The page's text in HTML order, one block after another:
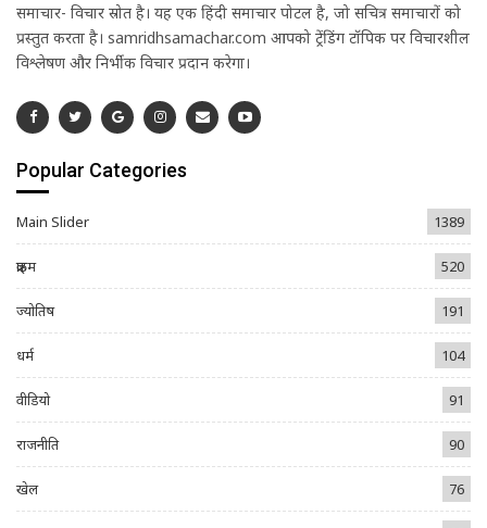
समाचार- विचार स्रोत है। यह एक हिंदी समाचार पोर्टल है, जो सचित्र समाचारों को
प्रस्तुत करता है। samridhsamachar.com आपको ट्रेंडिंग टॉपिक पर विचारशील
विश्लेषण और निर्भीक विचार प्रदान करेगा।
Popular Categories
Main Slider 1389
क्राइम 520
ज्योतिष 191
धर्म 104
वीडियो 91
राजनीति 90
खेल 76